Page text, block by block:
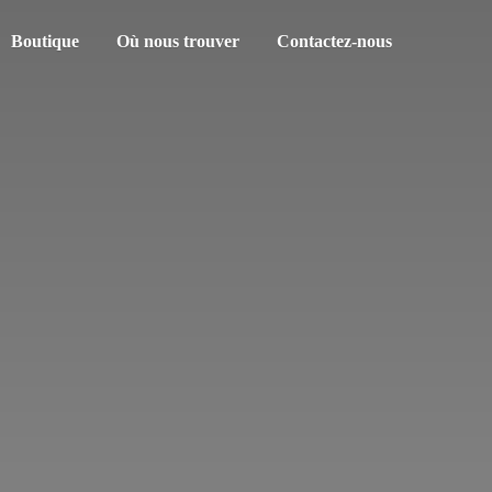
Boutique Où nous trouver Contactez-nous